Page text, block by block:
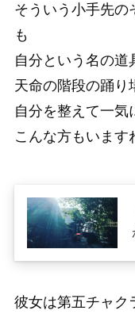
そういう小手先の
も
自分という名の道
天命の階段の踊り
自分を整えて一気
こんな方もいます
彼女は第五チャク